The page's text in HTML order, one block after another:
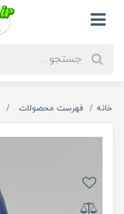
خانه فهرست محصولات